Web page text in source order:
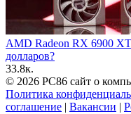
AMD Radeon RX 6900
долларов?
33.8к.
© 2026 PC86 сайт о
Политика
соглашение | Вакансии |